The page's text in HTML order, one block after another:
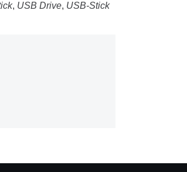
, USB Drive, USB-Stick